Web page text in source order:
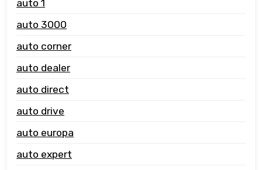
auto 1
auto 3000
auto corner
auto dealer
auto direct
auto drive
auto europa
auto expert